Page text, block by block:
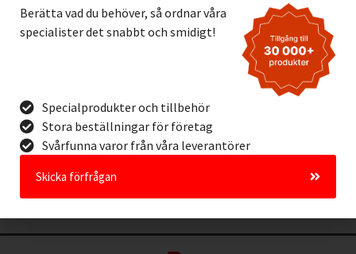
Lägg I Kundvagn
Offertförfrågan
Berätta vad du behöver, så ordnar våra
specialister det snabbt och smidigt!
Specialprodukter och tillbehör
Stora beställningar för företag
Svårfunna varor från våra leverantörer
Skicka förfrågan